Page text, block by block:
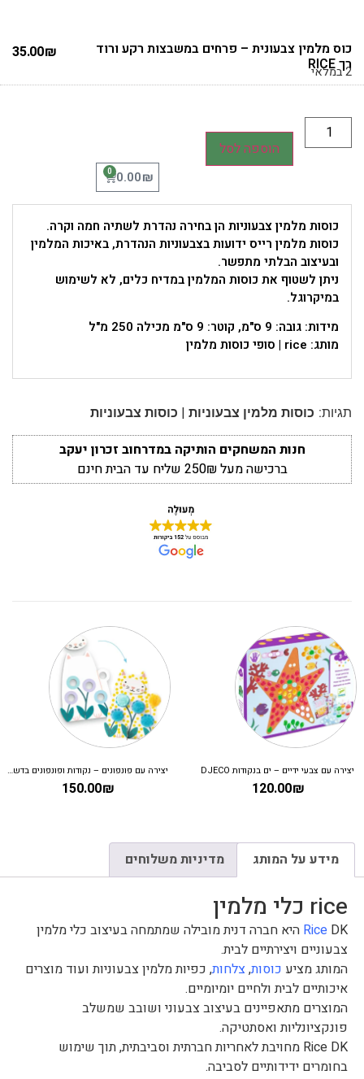
כוס מלמין צבעונית – פרחים במשבצות רקע ורוד
רך RICE
35.00₪
2 במלאי
הוספה לסל
0.00₪
0
כוסות מלמין צבעוניות הן בחירה נהדרת לשתיה חמה וקרה.
כוסות מלמין רייס ידועות בצבעוניות הנהדרת, באיכות המלמין
ובעיצוב הבלתי מתפשר.
ניתן לשטוף את כוסות המלמין במדיח כלים, לא לשימוש
במיקרוגל.
מידות: גובה: 9 ס"מ, קוטר: 9 ס"מ מכילה 250 מ"ל
מותג: rice | סופי כוסות מלמין
תגיות: כוסות מלמין צבעוניות | כוסות צבעוניות
חנות המשחקים הותיקה במדרחוב זכרון יעקב
ברכישה מעל 250₪ שליח עד הבית חינם
יצירה עם צבעי ידיים – ים בנקודות DJECO
120.00₪
יצירה עם פונפונים – נקודות ופונפונים בדשא DJECO
150.00₪
מידע על המותג מדיניות משלוחים
rice כלי מלמין
Rice DK היא חברה דנית מובילה שמתמחה בעיצוב כלי מלמין
צבעוניים ויצירתיים לבית.
המותג מציע כוסות,צלחות, כפיות מלמין צבעוניות ועוד מוצרים
איכותיים לבית ולחיים יומיומיים.
המוצרים מתאפיינים בעיצוב צבעוני ושובב שמשלב
פונקציונליות ואסתטיקה.
Rice DK מחויבת לאחריות חברתית וסביבתית, תוך שימוש
בחומרים ידידותיים לסביבה.